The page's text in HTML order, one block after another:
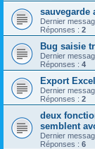
sauvegarde
Dernier
Réponses : 2
Bug saisie
Dernier
Réponses : 4
Export
Dernier
Réponses : 2
deux
semblent
Dernier
Réponses : 6